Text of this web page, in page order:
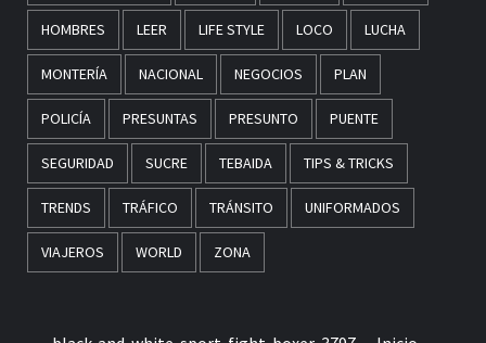
HOMBRES LEER LIFE STYLE LOCO LUCHA
MONTERÍA NACIONAL NEGOCIOS PLAN
POLICÍA PRESUNTAS PRESUNTO PUENTE
SEGURIDAD SUCRE TEBAIDA TIPS & TRICKS
TRENDS TRÁFICO TRÁNSITO UNIFORMADOS
VIAJEROS WORLD ZONA